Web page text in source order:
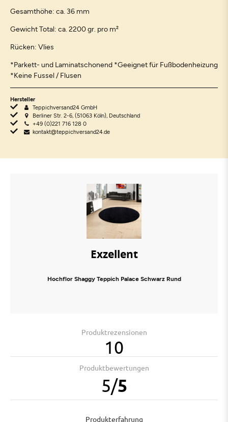
Gesamthöhe: ca. 36 mm
Gewicht Total: ca. 2200 gr. pro m²
Rücken: Vlies
*Parkett- und Laminatschonend *Geeignet für Fußbodenheizung
*Keine Fussel / Flusen
Hersteller
Teppichversand24 GmbH
Berliner Str. 2-6, (51063 Köln), Deutschland
+49 (0)221 716 128 0
kontakt@teppichversand24.de
Exzellent
Hochflor Shaggy Teppich Palace Schwarz Rund
Produktrezensionen
10
Produktbewertungen
5/5
Produkterfahrung